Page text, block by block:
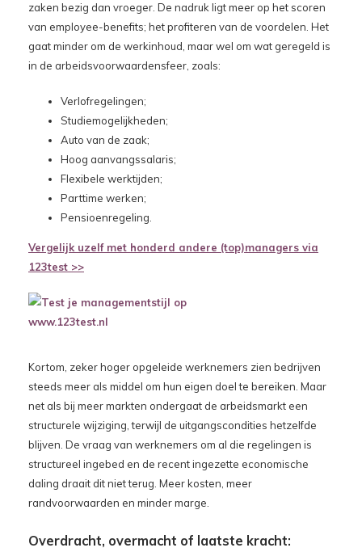
zaken bezig dan vroeger. De nadruk ligt meer op het scoren
van employee-benefits; het profiteren van de voordelen. Het
gaat minder om de werkinhoud, maar wel om wat geregeld is
in de arbeidsvoorwaardensfeer, zoals:
Verlofregelingen;
Studiemogelijkheden;
Auto van de zaak;
Hoog aanvangssalaris;
Flexibele werktijden;
Parttime werken;
Pensioenregeling.
Vergelijk uzelf met honderd andere (top)managers via
123test >>
Kortom, zeker hoger opgeleide werknemers zien bedrijven
steeds meer als middel om hun eigen doel te bereiken. Maar
net als bij meer markten ondergaat de arbeidsmarkt een
structurele wijziging, terwijl de uitgangscondities hetzelfde
blijven. De vraag van werknemers om al die regelingen is
structureel ingebed en de recent ingezette economische
daling draait dit niet terug. Meer kosten, meer
randvoorwaarden en minder marge.
Overdracht, overmacht of laatste kracht: